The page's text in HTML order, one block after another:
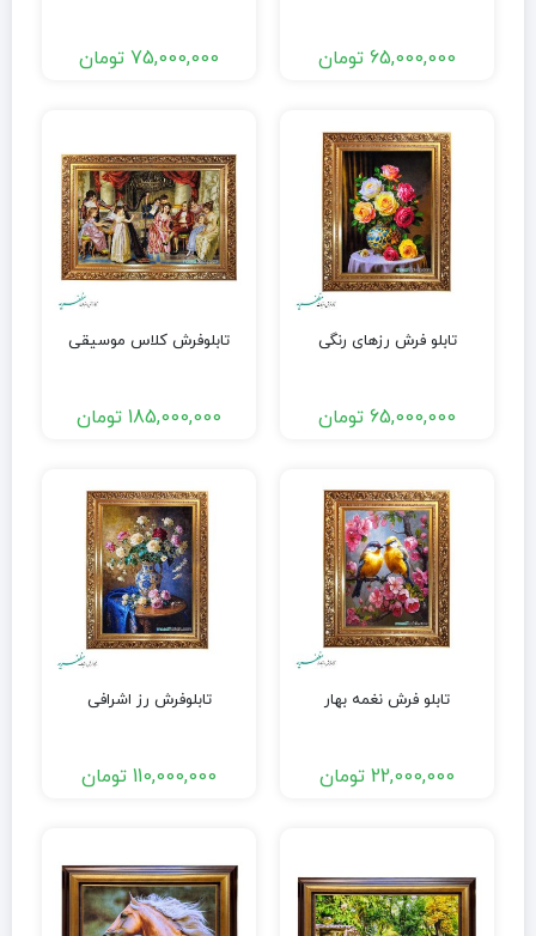
65,000,000 تومان 75,000,000 تومان
تابلو فرش رزهای رنگی
65,000,000 تومان
تابلوفرش کلاس موسیقی
185,000,000 تومان
تابلو فرش نغمه بهار
22,000,000 تومان
تابلوفرش رز اشرافی
110,000,000 تومان